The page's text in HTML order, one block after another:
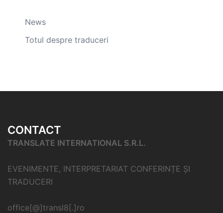
News
Totul despre traduceri
CONTACT
TRANSLATE INTERNATIONAL S.R.L.
EVENIMENTE, INTERPRETARIAT CONFERINȚE ȘI
TRADUCERI
office[@]transl8[.]ro